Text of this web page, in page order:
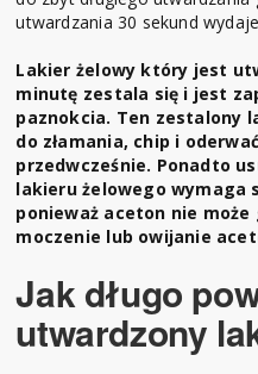
utwardzania 30 sekund
Lakier żelowy który jest
minutę zestala się i jest
paznokcia. Ten zestalony
do złamania, chip i
przedwcześnie. Ponadto
lakieru żelowego wymaga
ponieważ aceton nie może
moczenie lub owijanie
Jak długo
utwardzony